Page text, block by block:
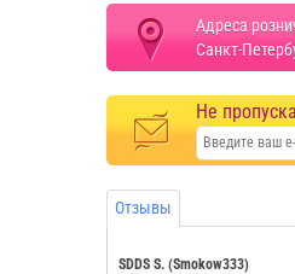
Адреса
Санкт-
Не
Отзывы
SDDS S. (Smokow333)